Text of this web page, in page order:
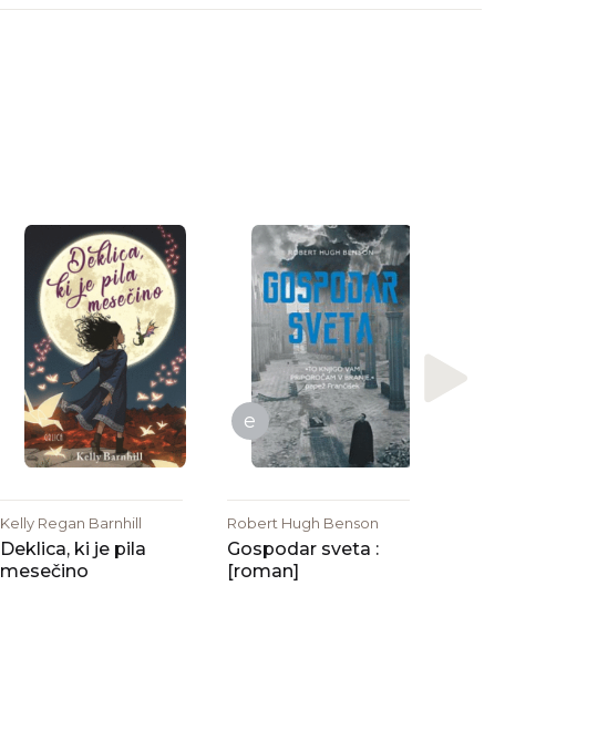
Kelly Regan Barnhill
Deklica, ki je pila
mesečino
e
Robert Hugh Benson
Gospodar sveta :
[roman]